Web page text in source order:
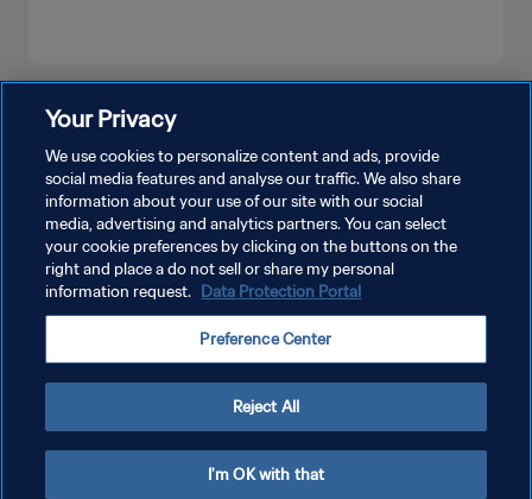
プライバシーポリシー
クッキー設定の管理
Copyright © 1994 - 2026 FIFA. All rights reserved.
Your Privacy
We use cookies to personalize content and ads, provide
social media features and analyse our traffic. We also share
information about your use of our site with our social
media, advertising and analytics partners. You can select
your cookie preferences by clicking on the buttons on the
right and place a do not sell or share my personal
information request. Data Protection Portal
Preference Center
Reject All
I'm OK with that